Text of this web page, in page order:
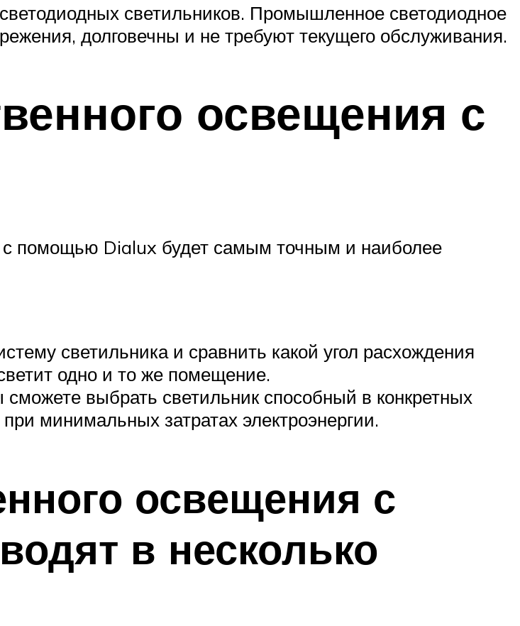
светильников. Промышленное светодиодное
долговечны и не требуют текущего обслуживания.
освещения с
с помощью Dialux будет самым точным и наиболее
светильника и сравнить какой угол расхождения
одно и то же помещение.
выбрать светильник способный в конкретных
минимальных затратах электроэнергии.
освещения с
в несколько